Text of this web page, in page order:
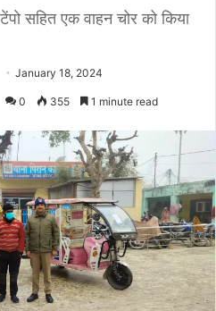
सहित एक वाहन चोर को किया
January 18, 2024
0 355 1 minute read